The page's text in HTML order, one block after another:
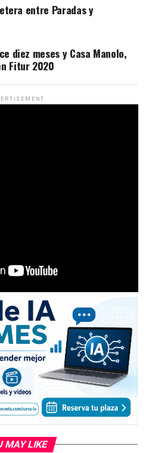
entre Paradas y
diez meses y Casa Manolo,
Fitur 2020
MAY LIKE